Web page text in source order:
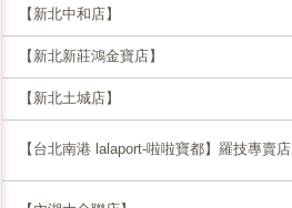
【新北中和店】
【新北新莊鴻金寶店】
【新北土城店】
【台北南港 lalaport-啦啦寶都】羅技專賣店